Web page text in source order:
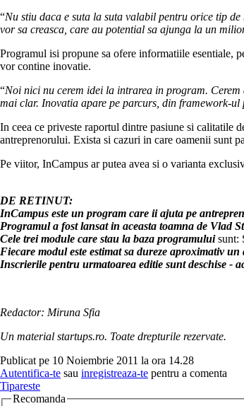
“Nu stiu daca e suta la suta valabil pentru orice tip
vor sa creasca, care au potential sa ajunga la un
Programul isi propune sa ofere informatiile esentiale,
vor contine inovatie.
“Noi nici nu cerem idei la intrarea in program. Cerem
mai clar. Inovatia apare pe parcurs, din framework-
In ceea ce priveste raportul dintre pasiune si calitatile
antreprenorului. Exista si cazuri in care oamenii sunt
Pe viitor, InCampus ar putea avea si o varianta
DE RETINUT:
InCampus este un program care ii ajuta pe
Programul a fost lansat in aceasta toamna de Vlad
Cele trei module care stau la baza programuluisunt:
Fiecare modul este estimat sa dureze aproximativ un
Inscrierile pentru urmatoarea editie sunt deschise -
Redactor: Miruna Sfia
Un material startups.ro. Toate drepturile rezervate.
Publicat pe 10 Noiembrie 2011 la ora 14.28
Autentifica-te sau inregistreaza-te pentru a comenta
Tipareste
Recomanda